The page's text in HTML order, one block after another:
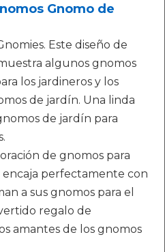
Gnomo de
Este diseño de
algunos gnomos
los jardineros y los
de jardín. Una linda
de jardín para
de gnomos para
perfectamente con
a sus gnomos para el
regalo de
amantes de los gnomos